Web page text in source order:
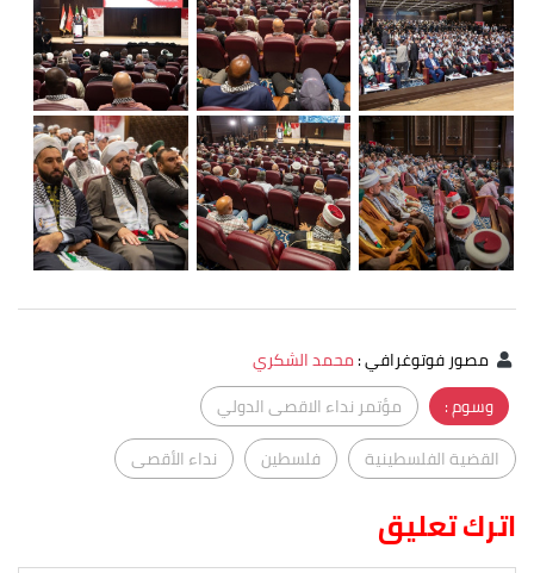
مصور فوتوغرافي:محمد الشكري
وسوم :
مؤتمر نداء الاقصى الدولي
القضية الفلسطينية
فلسطين نداء الأقصى
اترك تعليق